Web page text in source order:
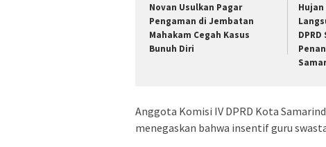
Novan Usulkan Pagar
Pengaman di Jembatan
Mahakam Cegah Kasus
Bunuh Diri
Anggota Komisi IV DPRD Kota
menegaskan bahwa insentif guru